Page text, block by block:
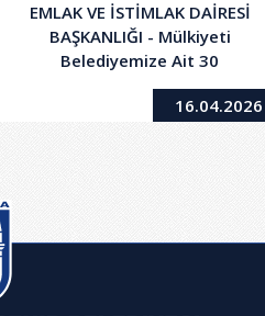
EMLAK VE İSTİMLAK DAİRESİ
BAŞKANLIĞI - Mülkiyeti
Belediyemize Ait 30
Adet(Asa/Mesken/Dükkan/
Taşınmazın Satışı16.04.2026